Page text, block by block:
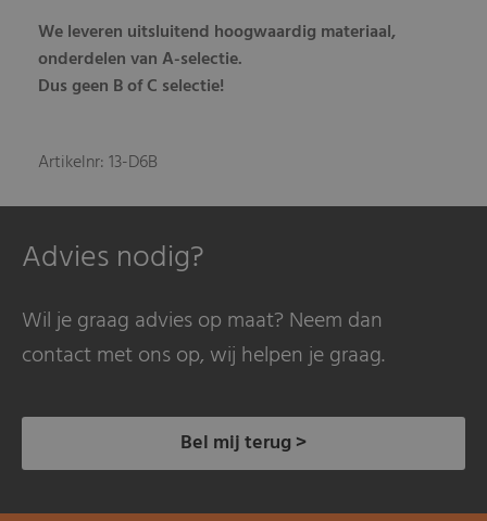
We leveren uitsluitend hoogwaardig materiaal,
onderdelen van A-selectie.
Dus geen B of C selectie!
Artikelnr: 13-D6B
Advies nodig?
Wil je graag advies op maat? Neem dan
contact met ons op, wij helpen je graag.
Bel mij terug >